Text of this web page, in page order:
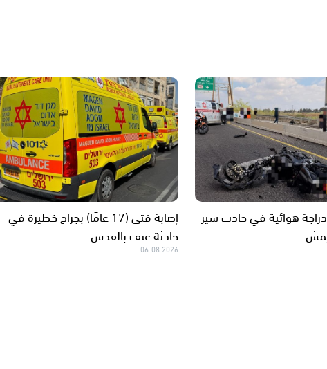
هوائية في حادث سير
إصابة فتى (17 عامًا) بجراح خطيرة في
حادثة عنف بالقدس
06.08.2026